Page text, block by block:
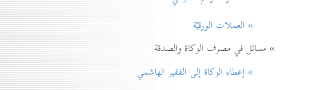
» العملات الورقيّة
» مسائل في مصرف الزكاة والصدقة
» إعطاء الزكاة إلی الفقير الهاشمي